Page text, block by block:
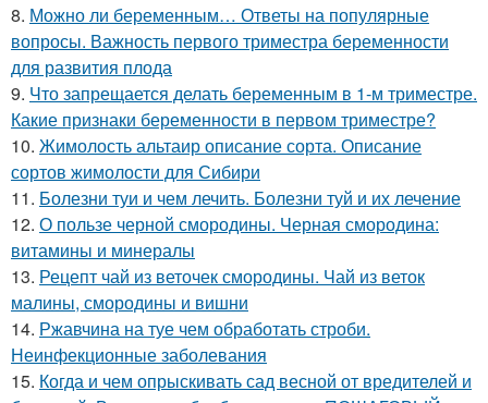
8. Можно ли беременным… Ответы на популярные
вопросы. Важность первого триместра беременности
для развития плода
9. Что запрещается делать беременным в 1-м триместре.
Какие признаки беременности в первом триместре?
10. Жимолость альтаир описание сорта. Описание
сортов жимолости для Сибири
11. Болезни туи и чем лечить. Болезни туй и их лечение
12. О пользе черной смородины. Черная смородина:
витамины и минералы
13. Рецепт чай из веточек смородины. Чай из веток
малины, смородины и вишни
14. Ржавчина на туе чем обработать строби.
Неинфекционные заболевания
15. Когда и чем опрыскивать сад весной от вредителей и